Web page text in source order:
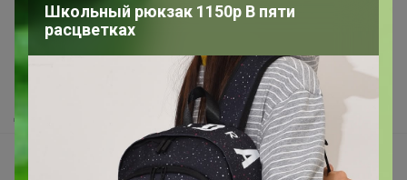
Как здесь все устроено?
Как сделать заказ?
Как получить?
Доставка
Шоурумы
Школьный рюкзак 1150р В пяти
расцветках